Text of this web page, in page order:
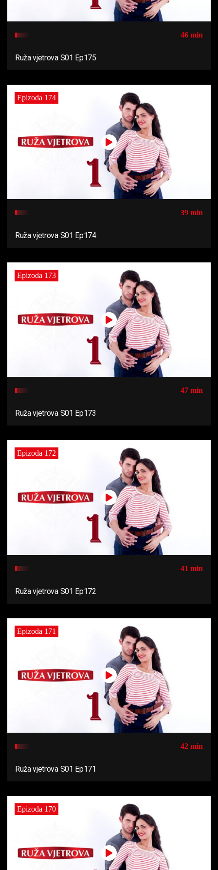
46 min
Ruža vjetrova S01 Ep175
Epizoda 174
39 min
Ruža vjetrova S01 Ep174
Epizoda 173
47 min
Ruža vjetrova S01 Ep173
Epizoda 172
41 min
Ruža vjetrova S01 Ep172
Epizoda 171
42 min
Ruža vjetrova S01 Ep171
Epizoda 170